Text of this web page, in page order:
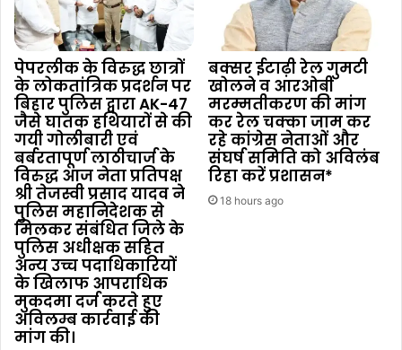
पेपरलीक के विरुद्ध छात्रों
के लोकतांत्रिक प्रदर्शन पर
बिहार पुलिस द्वारा AK-47
जैसे घातक हथियारों से की
गयी गोलीबारी एवं
बर्बरतापूर्ण लाठीचार्ज के
विरुद्ध आज नेता प्रतिपक्ष
श्री तेजस्वी प्रसाद यादव ने
पुलिस महानिदेशक से
मिलकर संबंधित जिले के
पुलिस अधीक्षक सहित
अन्य उच्च पदाधिकारियों
के खिलाफ आपराधिक
मुकदमा दर्ज करते हुए
अविलम्ब कार्रवाई की
मांग की।
बक्सर ईटाढ़ी रेल गुमटी
खोलने व आरओबी
मरम्मतीकरण की मांग
कर रेल चक्का जाम कर
रहे कांग्रेस नेताओं और
संघर्ष समिति को अविलंब
रिहा करें प्रशासन*
18 hours ago